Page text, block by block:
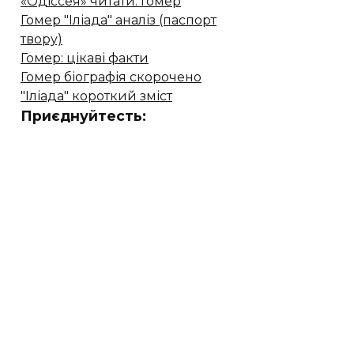
Гомер "Іліада" аналіз (паспорт
твору)
Гомер: цікаві факти
Гомер біографія скорочено
"Іліада" короткий зміст
Приєднуйтесть: